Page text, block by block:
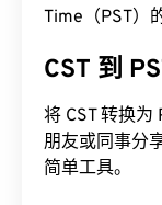
Time（PST）
CST 到
将 CST 转换为
朋友或同事分
简单工具。